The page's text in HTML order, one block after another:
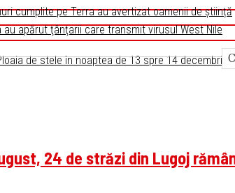
au apărut ţânţarii care transmit virusul West Nile
cumplite pe Terra au avertizat oamenii de știință
de stele în noaptea de 13 spre 14 decembrie
24 de străzi din Lugoj